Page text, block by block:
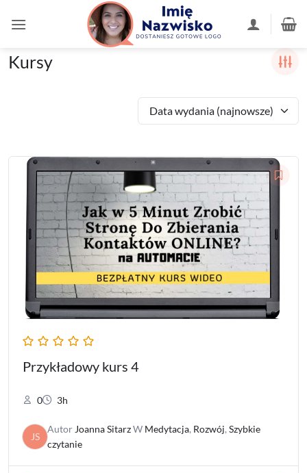
Kursy
Data wydania (najnowsze)
Przykładowy kurs 4
0 3h
JS
Autor Joanna SitarzW Medytacja, Rozwój, Szybkie
czytanie